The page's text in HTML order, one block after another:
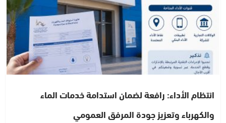
انتظام الأداء: رافعة لضمان استدامة خدمات الماء
والكهرباء وتعزيز جودة المرفق العمومي